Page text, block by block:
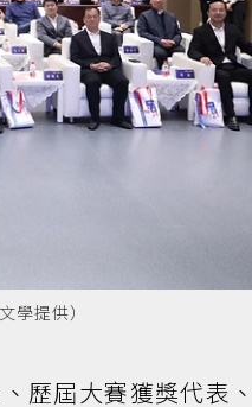
學提供）
歷屆大賽獲獎代表